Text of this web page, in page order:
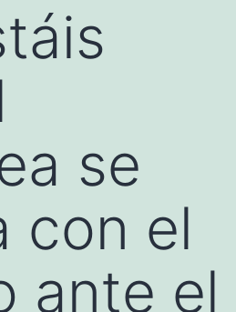
se
con el
ante el